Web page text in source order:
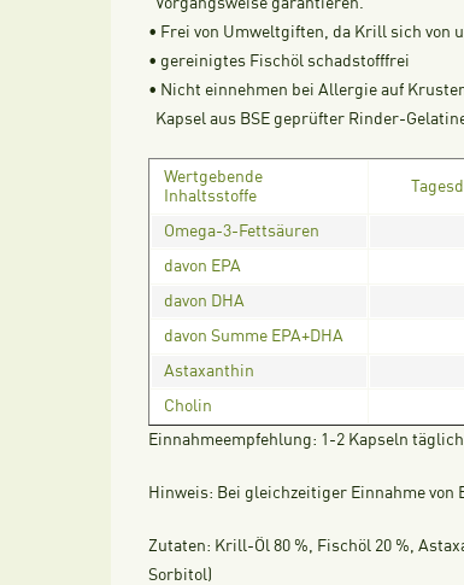
• Frei von Umweltgiften, da Krill sich von
• gereinigtes Fischöl schadstofffrei
• Nicht einnehmen bei Allergie auf
Kapsel aus BSE geprüfter Rinder-
Wertgebende
Inhaltsstoffe
Omega-3-Fettsäuren
davon EPA
davon DHA
davon Summe EPA+DHA
Astaxanthin
Cholin
Einnahmeempfehlung: 1-2 Kapseln
Hinweis: Bei gleichzeitiger Einnahme
Zutaten: Krill-Öl 80 %, Fischöl 20 %,
Sorbitol)